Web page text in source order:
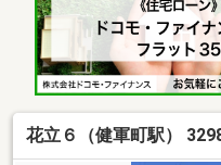
花立６（健軍町駅）